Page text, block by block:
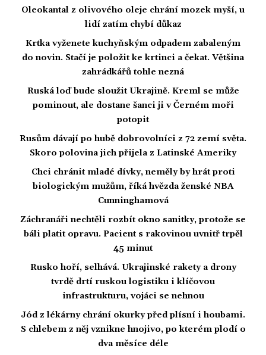
Oleokantal z olivového oleje chrání mozek myší, u
lidí zatím chybí důkaz
Krtka vyženete kuchyňským odpadem zabaleným
do novin. Stačí je položit ke krtinci a čekat. Většina
zahrádkářů tohle nezná
Ruská loď bude sloužit Ukrajině. Kreml se může
pominout, ale dostane šanci ji v Černém moři
potopit
Rusům dávají po hubě dobrovolníci z 72 zemí světa.
Skoro polovina jich přijela z Latinské Ameriky
Chci chránit mladé dívky, neměly by hrát proti
biologickým mužům, říká hvězda ženské NBA
Cunninghamová
Záchranáři nechtěli rozbít okno sanitky, protože se
báli platit opravu. Pacient s rakovinou uvnitř trpěl
45 minut
Rusko hoří, selhává. Ukrajinské rakety a drony
tvrdě drtí ruskou logistiku i klíčovou
infrastrukturu, vojáci se nehnou
Jód z lékárny chrání okurky před plísní i houbami.
S chlebem z něj vznikne hnojivo, po kterém plodí o
dva měsíce déle